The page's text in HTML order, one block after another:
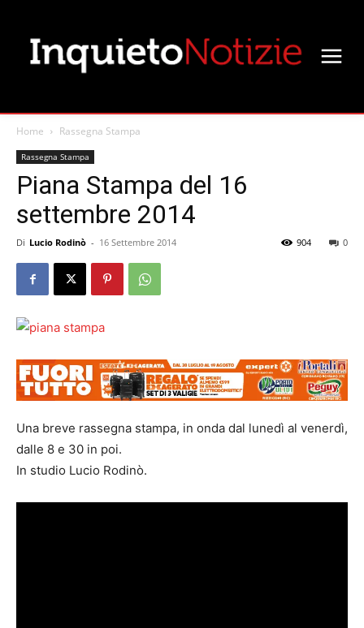
Home Rassegna Stampa
Rassegna Stampa
Piana Stampa del 16
settembre 2014
Di Lucio Rodinò - 16 Settembre 2014 0
904
Una breve rassegna stampa, in onda dal lunedì al venerdì,
dalle 8 e 30 in poi.
In studio Lucio Rodinò.